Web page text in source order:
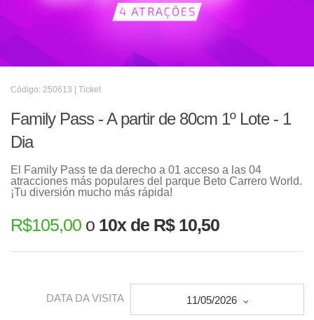
Código: 250613 | Ticket
Family Pass - A partir de 80cm 1º Lote - 1
Dia
El Family Pass te da derecho a 01 acceso a las 04
atracciones más populares del parque Beto Carrero World.
¡Tu diversión mucho más rápida!
R$105,00 o 10x de R$ 10,50
DATA DA VISITA 11/05/2026